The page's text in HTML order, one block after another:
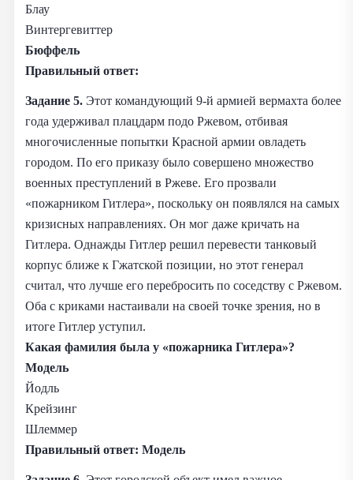
Блау
Винтергевиттер
Бюффель
Правильный ответ:
Задание 5. Этот командующий 9-й армией вермахта более
года удерживал плацдарм подо Ржевом, отбивая
многочисленные попытки Красной армии овладеть
городом. По его приказу было совершено множество
военных преступлений в Ржеве. Его прозвали
«пожарником Гитлера», поскольку он появлялся на самых
кризисных направлениях. Он мог даже кричать на
Гитлера. Однажды Гитлер решил перевести танковый
корпус ближе к Гжатской позиции, но этот генерал
считал, что лучше его перебросить по соседству с Ржевом.
Оба с криками настаивали на своей точке зрения, но в
итоге Гитлер уступил.
Какая фамилия была у «пожарника Гитлера»?
Модель
Йодль
Крейзинг
Шлеммер
Правильный ответ: Модель